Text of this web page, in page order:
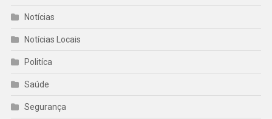
Notícias
Notícias Locais
Politíca
Saúde
Segurança